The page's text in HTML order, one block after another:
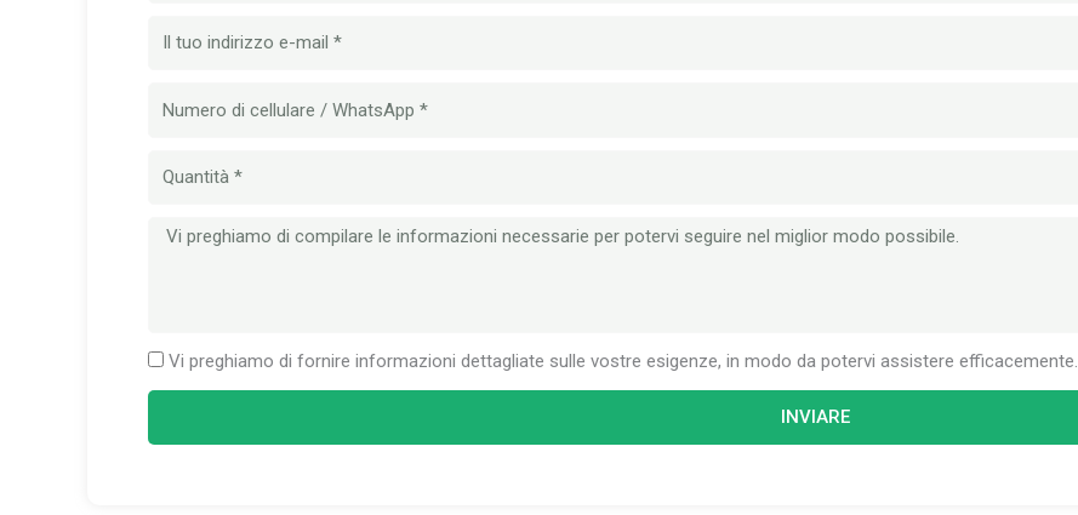
Email
Quantità
Messaggio
Vi preghiamo di fornire informazioni dettagliate sulle vostre esigenze, in modo da potervi assistere efficacemente.
INVIARE